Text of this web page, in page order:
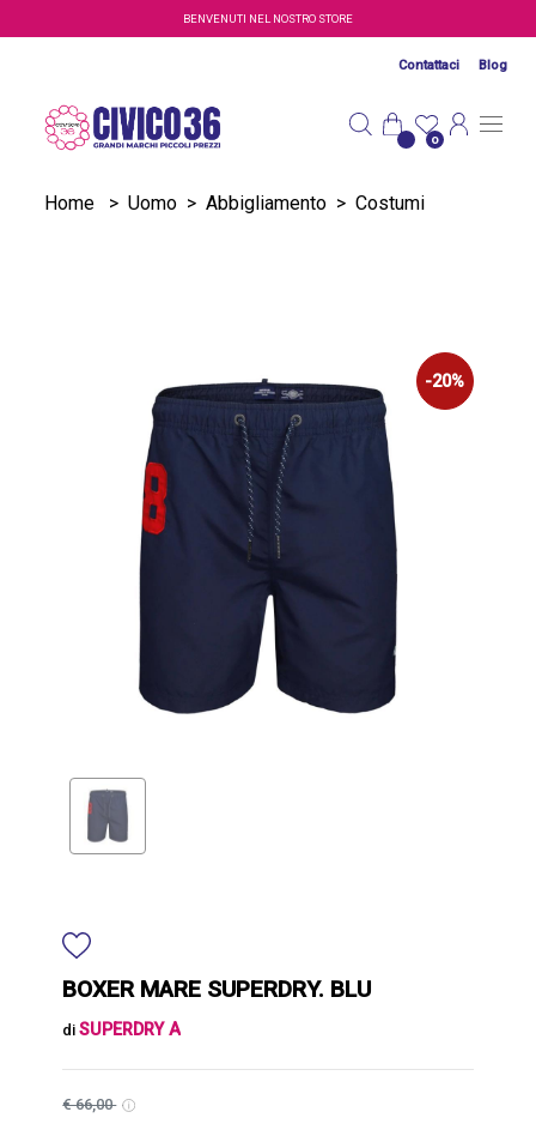
Salta al contenuto principaleBENVENUTI NEL NOSTRO STORE
Contattaci Blog
0
Home > Uomo > Abbigliamento > Costumi
-20%
BOXER MARE SUPERDRY. BLU
diSUPERDRY A
€ 66,00